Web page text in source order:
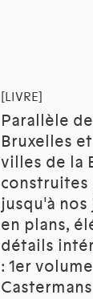
[LIVRE]
Parallèle
Bruxelles
villes de la
construites
jusqu'à
en plans,
détails
: 1er
Castermans